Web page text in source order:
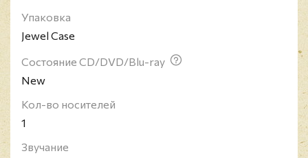
Упаковка
Jewel Case
Состояние CD/DVD/Blu-ray
New
Кол-во носителей
1
Звучание